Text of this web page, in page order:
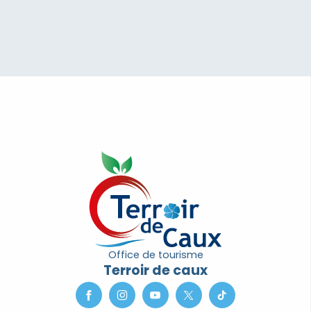
Office de tourisme
Terroir de caux